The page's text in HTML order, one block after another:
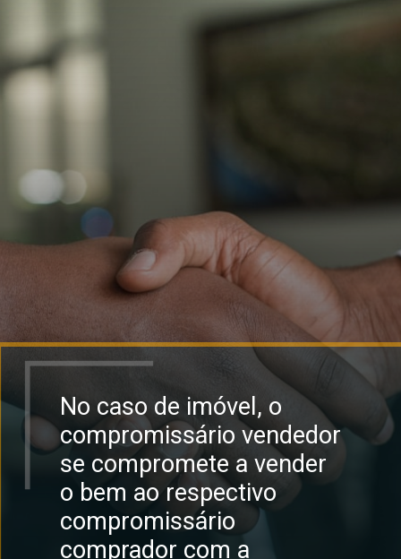
No caso de imóvel, o
compromissário vendedor
se compromete a vender
o bem ao respectivo
compromissário
comprador com a